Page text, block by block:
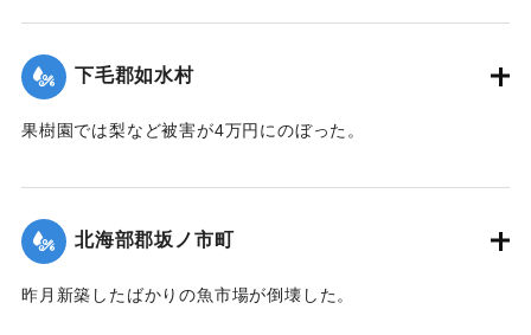
｜固有コード:00474072
下毛郡如水村
果樹園では梨など被害が4万円にのぼった。
｜固有コード: 00474073
北海部郡坂ノ市町
昨月新築したばかりの魚市場が倒壊した。